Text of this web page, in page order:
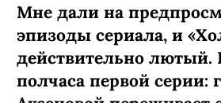
Мне дали на
эпизоды сериала, и
действительно лютый.
полчаса первой серии: